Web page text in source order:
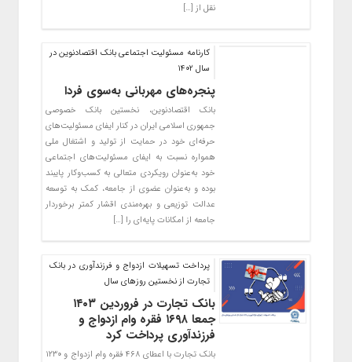
نقل از […]
کارنامه مسئولیت اجتماعی بانک اقتصادنوین در
سال 1402
پنجره‌های مهربانی به‌سوی فردا
بانک اقتصادنوین، نخستین بانک خصوصی
جمهوری اسلامی ایران در کنار ایفای مسئولیت‌های
حرفه‌ای خود در حمایت از تولید و اشتغال ملی
همواره نسبت به ایفای مسئولیت‌های اجتماعی
خود به‌عنوان رویکردی متعالی به کسب‌وکار پایبند
بوده و به‌عنوان عضوی از جامعه، کمک به توسعه
عدالت توزیعی و بهره‌مندی اقشار کمتر برخوردار
جامعه از امکانات پایه‌ای را […]
پرداخت تسهیلات ازدواج و فرزندآوری در بانک
تجارت از نخستین روزهای سال
بانک تجارت در فروردین ۱۴۰۳
جمعا ۱۶۹۸ فقره وام ازدواج و
فرزندآوری پرداخت کرد
بانک تجارت با اعطای ۴۶۸ فقره وام ازدواج و ۱۲۳۰